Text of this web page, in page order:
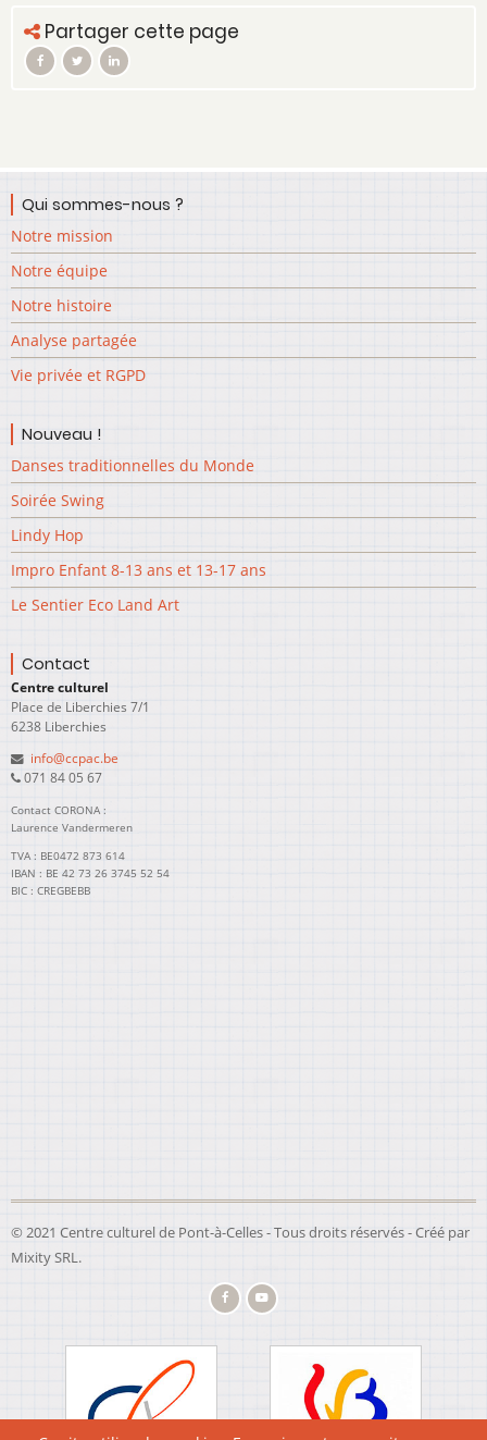
Partager cette page
Qui sommes-nous ?
Notre mission
Notre équipe
Notre histoire
Analyse partagée
Vie privée et RGPD
Nouveau !
Danses traditionnelles du Monde
Soirée Swing
Lindy Hop
Impro Enfant 8-13 ans et 13-17 ans
Le Sentier Eco Land Art
Contact
Centre culturel
Place de Liberchies 7/1
6238 Liberchies
info@ccpac.be
071 84 05 67
Contact CORONA :
Laurence Vandermeren
TVA : BE0472 873 614
IBAN : BE 42 73 26 3745 52 54
BIC : CREGBEBB
© 2021 Centre culturel de Pont-à-Celles - Tous droits réservés - Créé par
Mixity SRL.